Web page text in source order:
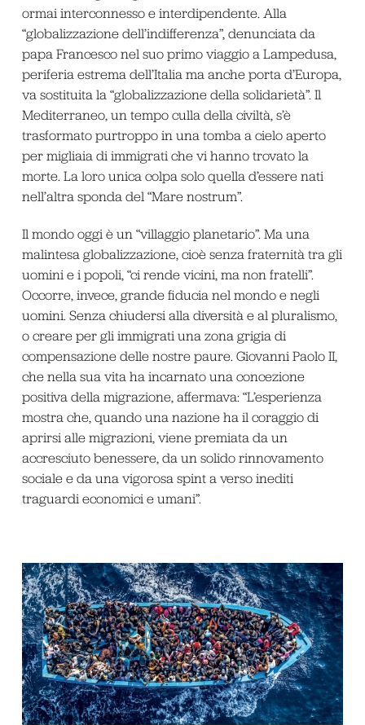
ormai interconnesso e interdipendente. Alla
“globalizzazione dell’indifferenza”, denunciata da
papa Francesco nel suo primo viaggio a Lampedusa,
periferia estrema dell’Italia ma anche porta d’Europa,
va sostituita la “globalizzazione della solidarietà”. Il
Mediterraneo, un tempo culla della civiltà, s’è
trasformato purtroppo in una tomba a cielo aperto
per migliaia di immigrati che vi hanno trovato la
morte. La loro unica colpa solo quella d’essere nati
nell’altra sponda del “Mare nostrum”.
Il mondo oggi è un “villaggio planetario”. Ma una
malintesa globalizzazione, cioè senza fraternità tra gli
uomini e i popoli, “ci rende vicini, ma non fratelli”.
Occorre, invece, grande fiducia nel mondo e negli
uomini. Senza chiudersi alla diversità e al pluralismo,
o creare per gli immigrati una zona grigia di
compensazione delle nostre paure. Giovanni Paolo II,
che nella sua vita ha incarnato una concezione
positiva della migrazione, affermava: “L’esperienza
mostra che, quando una nazione ha il coraggio di
aprirsi alle migrazioni, viene premiata da un
accresciuto benessere, da un solido rinnovamento
sociale e da una vigorosa spint a verso inediti
traguardi economici e umani”.